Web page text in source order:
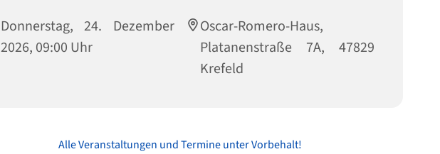
Donnerstag, 24. Dezember
2026, 09:00 Uhr
Oscar-Romero-Haus,
Platanenstraße 7A, 47829
Krefeld
Alle Veranstaltungen und Termine unter Vorbehalt!